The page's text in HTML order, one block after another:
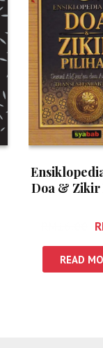
Doa & Zikir
READ